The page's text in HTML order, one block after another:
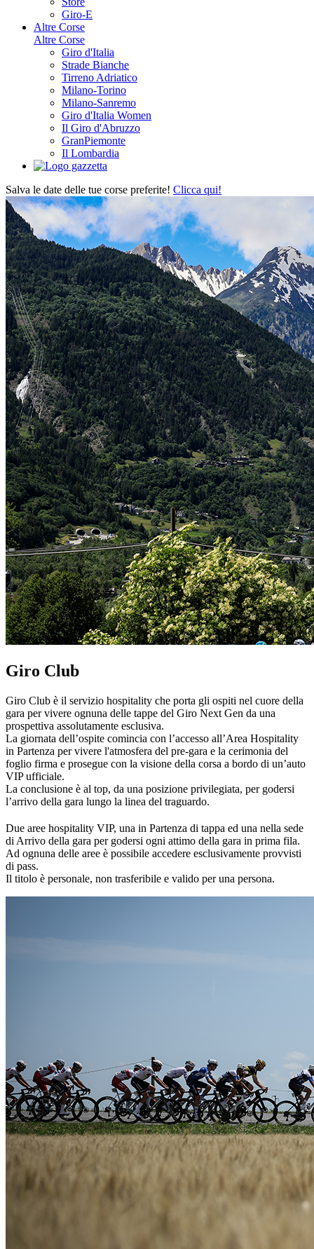
Giro-E
Altre Corse
Altre Corse
Giro d'Italia
Strade Bianche
Tirreno Adriatico
Milano-Torino
Milano-Sanremo
Giro d'Italia Women
Il Giro d'Abruzzo
GranPiemonte
Il Lombardia
Salva le date delle tue corse preferite! Clicca qui!
Giro Club
Giro Club è il servizio hospitality che porta gli ospiti nel cuore della
gara per vivere ognuna delle tappe del Giro Next Gen da una
prospettiva assolutamente esclusiva.
La giornata dell’ospite comincia con l’accesso all’Area Hospitality
in Partenza per vivere l'atmosfera del pre-gara e la cerimonia del
foglio firma e prosegue con la visione della corsa a bordo di un’auto
VIP ufficiale.
La conclusione è al top, da una posizione privilegiata, per godersi
l’arrivo della gara lungo la linea del traguardo.
Due aree hospitality VIP, una in Partenza di tappa ed una nella sede
di Arrivo della gara per godersi ogni attimo della gara in prima fila.
Ad ognuna delle aree è possibile accedere esclusivamente provvisti
di pass.
Il titolo è personale, non trasferibile e valido per una persona.